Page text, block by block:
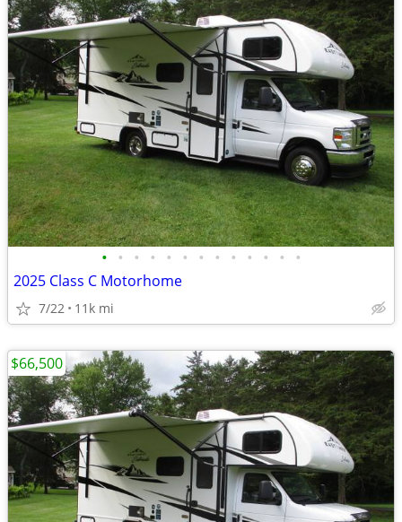
• • • • • • • • • • • • •
2025 Class C Motorhome
7/22 11k mi
$66,500